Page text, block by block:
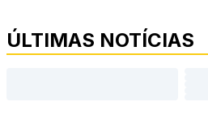
ÚLTIMAS NOTÍCIAS